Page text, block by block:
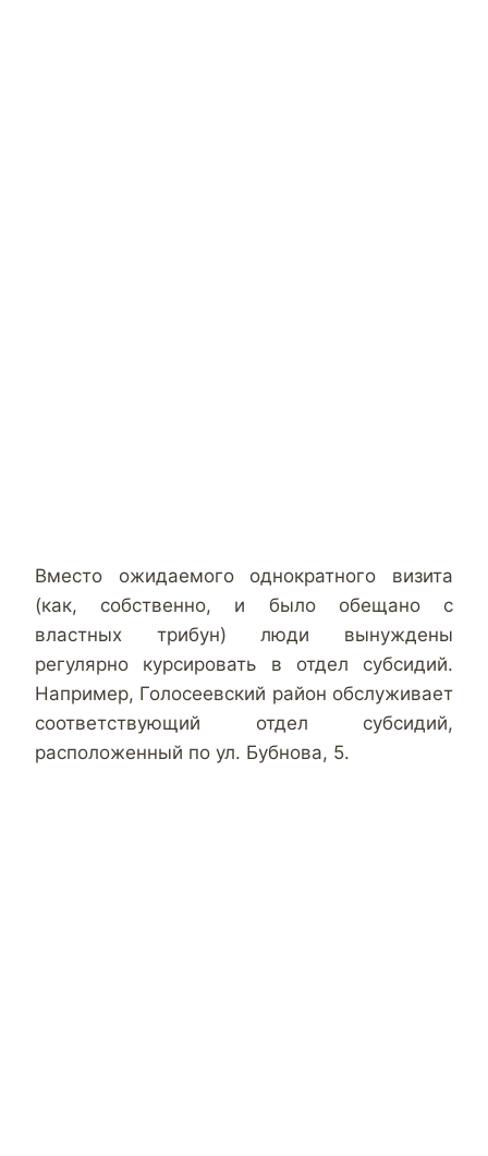
Вместо ожидаемого однократного визита
(как, собственно, и было обещано с
властных трибун) люди вынуждены
регулярно курсировать в отдел субсидий.
Например, Голосеевский район обслуживает
соответствующий отдел субсидий,
расположенный по ул. Бубнова, 5.